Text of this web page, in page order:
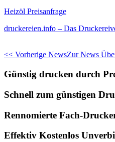
Heizöl Preisanfrage
druckereien.info – Das
<< Vorherige NewsZur News
Günstig drucken durch
Schnell zum günstigen
Rennomierte Fach-
Effektiv Kostenlos